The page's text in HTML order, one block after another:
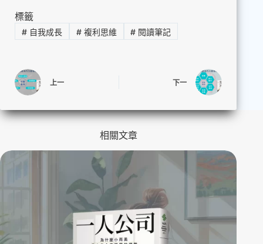
標籤
#自我成長 #複利思維 # 閱讀筆記
上一 下一
相關文章